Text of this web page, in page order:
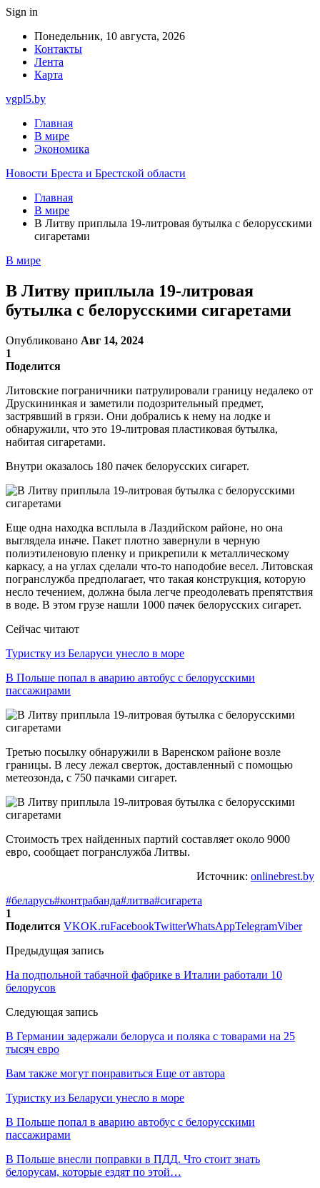
Sign in
Понедельник, 10 августа, 2026
Контакты
Лента
Карта
vgpl5.by
Главная
В мире
Экономика
Новости Бреста и Брестской области
Главная
В мире
В Литву приплыла 19-литровая бутылка с белорусскими
сигаретами
В мире
В Литву приплыла 19-литровая
бутылка с белорусскими сигаретами
Опубликовано Авг 14, 2024
1
Поделится
Литовские пограничники патрулировали границу недалеко от
Друскининкая и заметили подозрительный предмет,
застрявший в грязи. Они добрались к нему на лодке и
обнаружили, что это 19-литровая пластиковая бутылка,
набитая сигаретами.
Внутри оказалось 180 пачек белорусских сигарет.
Еще одна находка всплыла в Лаздийском районе, но она
выглядела иначе. Пакет плотно завернули в черную
полиэтиленовую пленку и прикрепили к металлическому
каркасу, а на углах сделали что-то наподобие весел. Литовская
погранслужба предполагает, что такая конструкция, которую
несло течением, должна была легче преодолевать препятствия
в воде. В этом грузе нашли 1000 пачек белорусских сигарет.
Сейчас читают
Туристку из Беларуси унесло в море
В Польше попал в аварию автобус с белорусскими
пассажирами
Третью посылку обнаружили в Варенском районе возле
границы. В лесу лежал сверток, доставленный с помощью
метеозонда, с 750 пачками сигарет.
Стоимость трех найденных партий составляет около 9000
евро, сообщает погранслужба Литвы.
Источник: onlinebrest.by
#беларусь#контрабанда#литва#сигарета
1
Поделится VKOK.ruFacebookTwitterWhatsAppTelegramViber
Предыдущая запись
На подпольной табачной фабрике в Италии работали 10
белорусов
Следующая запись
В Германии задержали белоруса и поляка с товарами на 25
тысяч евро
Вам также могут понравиться Еще от автора
Туристку из Беларуси унесло в море
В Польше попал в аварию автобус с белорусскими
пассажирами
В Польше внесли поправки в ПДД. Что стоит знать
белорусам, которые ездят по этой…